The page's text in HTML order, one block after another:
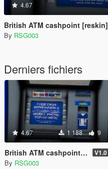
4.67
British ATM cashpoint [reskin]
By RSG003
Derniers fichiers
4.67 1 188 9
British ATM cashpoint [reskin] V1.0
By RSG003